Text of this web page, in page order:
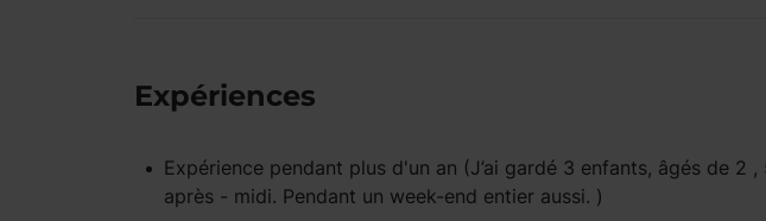
Expériences
Expérience pendant plus d'un an (J’ai gardé 3 enfants, âgés de 2
après - midi. Pendant un week-end entier aussi. )